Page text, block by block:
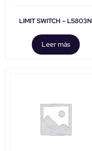
LIMIT SWITCH – LS803N
Leer más